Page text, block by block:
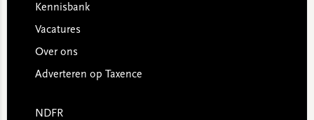
Kennisbank
Vacatures
Over ons
Adverteren op Taxence
NDFR